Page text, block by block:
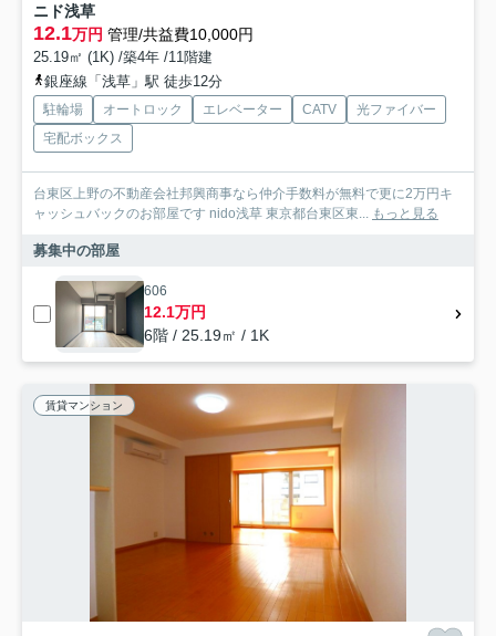
ニド浅草
12.1万円 管理/共益費10,000円
25.19㎡ (1K) /築4年 /11階建
銀座線「浅草」駅 徒歩12分
駐輪場 オートロック エレベーター CATV
光ファイバー
宅配ボックス
台東区上野の不動産会社邦興商事なら仲介手数料が無料で更に2万円キ
ャッシュバックのお部屋です nido浅草 東京都台東区東... もっと見る
募集中の部屋
606
12.1万円
6階 / 25.19㎡ / 1K
賃貸マンション